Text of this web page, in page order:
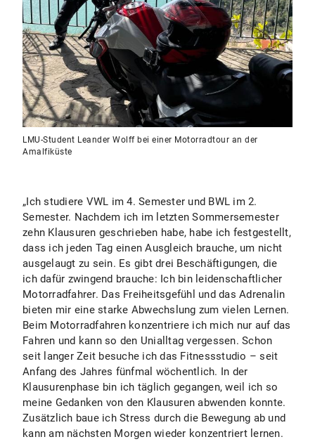
LMU-Student Leander Wolff bei einer Motorradtour an der
Amalfiküste
„Ich studiere VWL im 4. Semester und BWL im 2.
Semester. Nachdem ich im letzten Sommersemester
zehn Klausuren geschrieben habe, habe ich festgestellt,
dass ich jeden Tag einen Ausgleich brauche, um nicht
ausgelaugt zu sein. Es gibt drei Beschäftigungen, die
ich dafür zwingend brauche: Ich bin leidenschaftlicher
Motorradfahrer. Das Freiheitsgefühl und das Adrenalin
bieten mir eine starke Abwechslung zum vielen Lernen.
Beim Motorradfahren konzentriere ich mich nur auf das
Fahren und kann so den Unialltag vergessen. Schon
seit langer Zeit besuche ich das Fitnessstudio – seit
Anfang des Jahres fünfmal wöchentlich. In der
Klausurenphase bin ich täglich gegangen, weil ich so
meine Gedanken von den Klausuren abwenden konnte.
Zusätzlich baue ich Stress durch die Bewegung ab und
kann am nächsten Morgen wieder konzentriert lernen.